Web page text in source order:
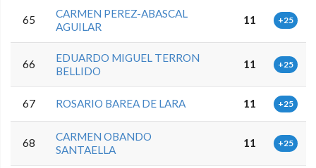
65
CARMEN PEREZ-ABASCAL
AGUILAR
11 +25
66
EDUARDO MIGUEL TERRON
BELLIDO
11 +25
67 ROSARIO BAREA DE LARA 11 +25
68
CARMEN OBANDO
SANTAELLA
11 +25